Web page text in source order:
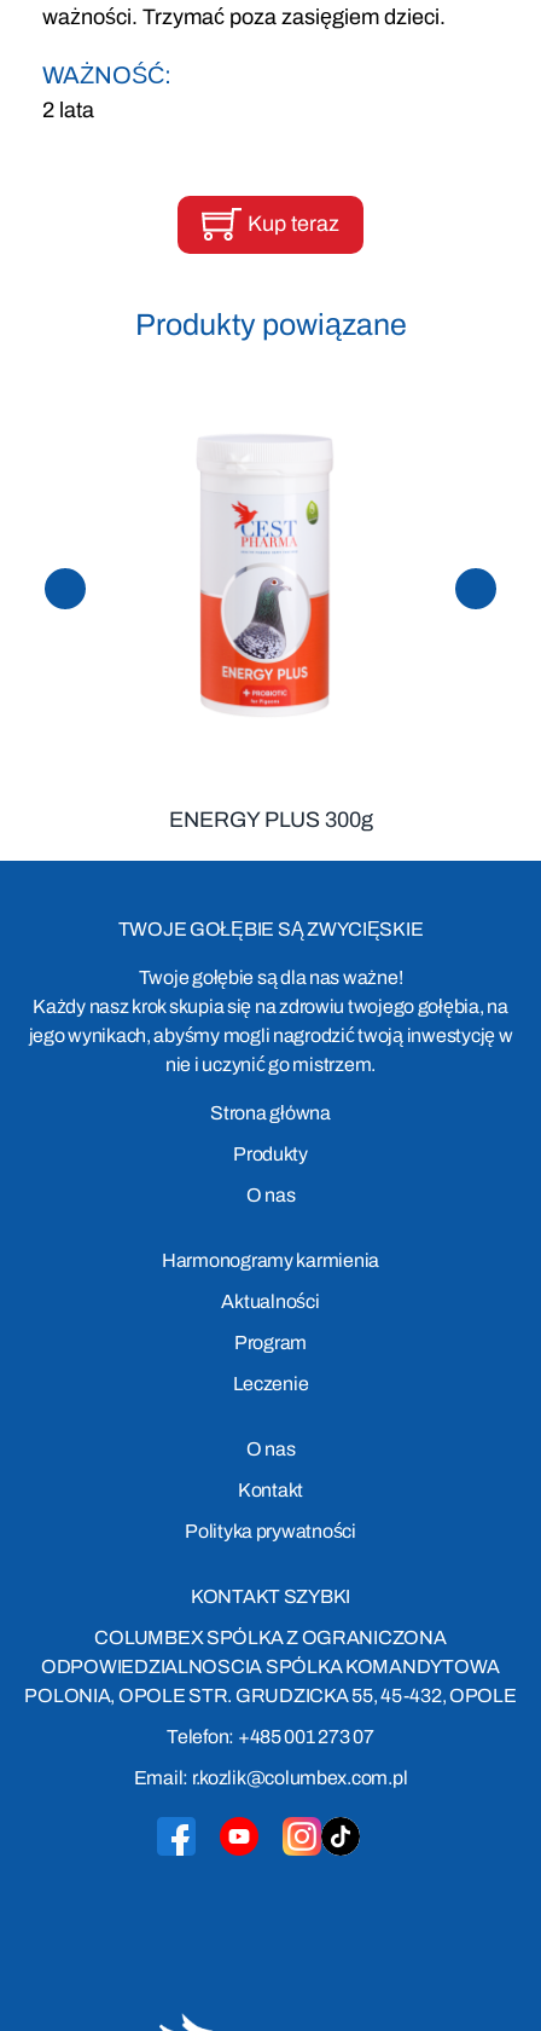
ważności. Trzymać poza zasięgiem dzieci.
WAŻNOŚĆ:
2 lata
Kup teraz
Produkty powiązane
ENERGY PLUS 300g
TWOJE GOŁĘBIE SĄ ZWYCIĘSKIE
Twoje gołębie są dla nas ważne!
Każdy nasz krok skupia się na zdrowiu twojego gołębia, na
jego wynikach, abyśmy mogli nagrodzić twoją inwestycję w
nie i uczynić go mistrzem.
Strona główna
Produkty
O nas
Harmonogramy karmienia
Aktualności
Program
Leczenie
O nas
Kontakt
Polityka prywatności
KONTAKT SZYBKI
COLUMBEX SPÓLKA Z OGRANICZONA
ODPOWIEDZIALNOSCIA SPÓLKA KOMANDYTOWA
POLONIA, OPOLE STR. GRUDZICKA 55, 45-432, OPOLE
Telefon: +485 001 273 07
Email: r.kozlik@columbex.com.pl